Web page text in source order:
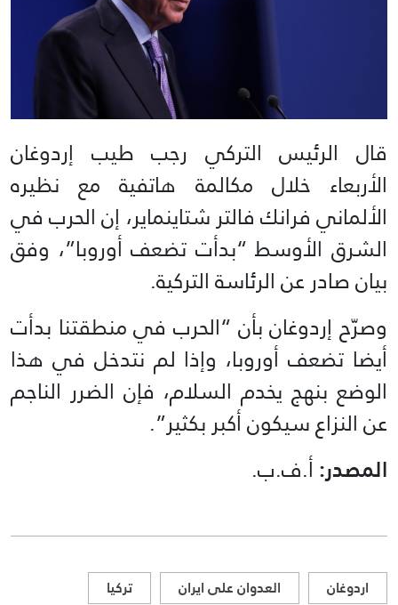
قال الرئيس التركي رجب طيب إردوغان
الأربعاء خلال مكالمة هاتفية مع نظيره
الألماني فرانك فالتر شتاينماير، إن الحرب في
الشرق الأوسط “بدأت تضعف أوروبا”، وفق
بيان صادر عن الرئاسة التركية.
وصرّح إردوغان بأن “الحرب في منطقتنا بدأت
أيضا تضعف أوروبا، وإذا لم نتدخل في هذا
الوضع بنهج يخدم السلام، فإن الضرر الناجم
عن النزاع سيكون أكبر بكثير”.
المصدر:أ.ف.ب.
اردوغان العدوان على ايران تركيا